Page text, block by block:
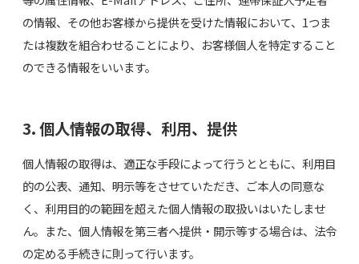
の情報、その他お客様から提供を受けた情報において、1つま
たは複数を組合わせることにより、お客様個人を特定すること
のできる情報をいいます。
3. 個人情報の取得、利用、提供
個人情報の取得は、適正な手段によって行うとともに、利用目
的の公表、通知、明示等をさせていただき、ご本人の同意な
く、利用目的の範囲を超えた個人情報の取扱いはいたしませ
ん。また、個人情報を第三者へ提供・開示等する場合は、法令
の定める手続きに則って行います。